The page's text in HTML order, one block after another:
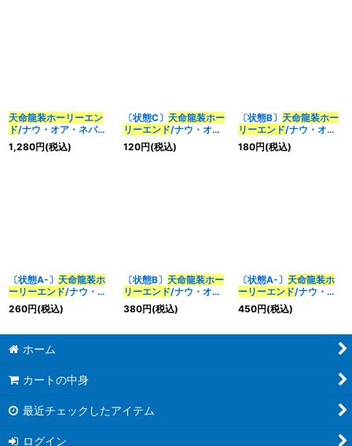
天命龍装ホーリーエン
ド/ナウ・オア・ネバー
【SE】{RP12S1秘/S12}
《多》
1,280円(税込)
〔状態C〕 天命龍装ホー
リーエンド/ナウ・オ
ア・ネバー【SR】
{EX19S6/S20}《多》
120円(税込)
〔状態B〕 天命龍装ホー
リーエンド/ナウ・オ
ア・ネバー【SR】
{EX19S6/S20}《多》
180円(税込)
〔状態A-〕 天命龍装ホ
ーリーエンド/ナウ・オ
ア・ネバー【SR】
{EX19S6/S20}《多》
260円(税込)
〔状態B〕 天命龍装ホー
リーエンド/ナウ・オ
ア・ネバー【SR】
{24RP2TR9/TR11}
380円(税込)
〔状態A-〕 天命龍装ホ
ーリーエンド/ナウ・オ
ア・ネバー【SR】
{24RP2TR9/TR11}
450円(税込)
ホーム
カートの中身
最近チェックしたアイテム
ログイン